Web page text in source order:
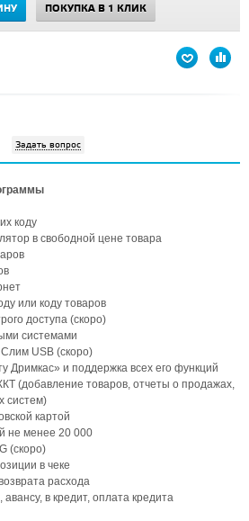
ПОКУПКА В 1 КЛИК
Задать вопрос
коду
в свободной цене товара
или коду товаров
доступа (скоро)
системами
USB (скоро)
Дримкас» и поддержка всех его функций
(добавление товаров, отчеты о продажах,
систем)
картой
не менее 20 000
(скоро)
в чеке
расхода
в кредит, оплата кредита